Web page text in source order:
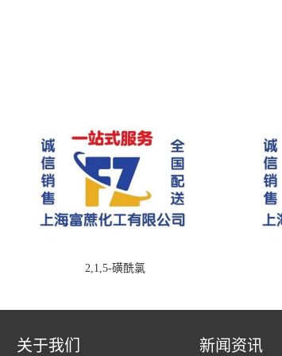
2,1,5-磺酰氯
关于我们 新闻资讯